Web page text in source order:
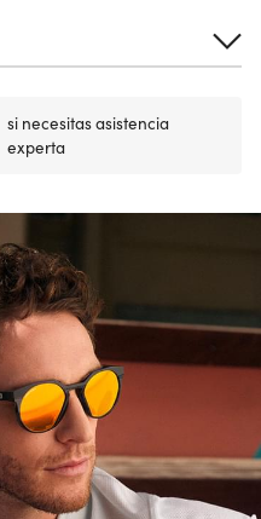
si necesitas asistencia
experta